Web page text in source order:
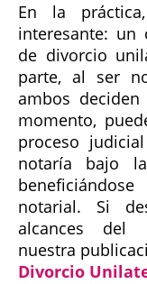
En la
interesante: un
de divorcio
parte, al ser
ambos
momento,
proceso
notaría bajo
notarial. Si
alcances del
nuestra
Divorcio